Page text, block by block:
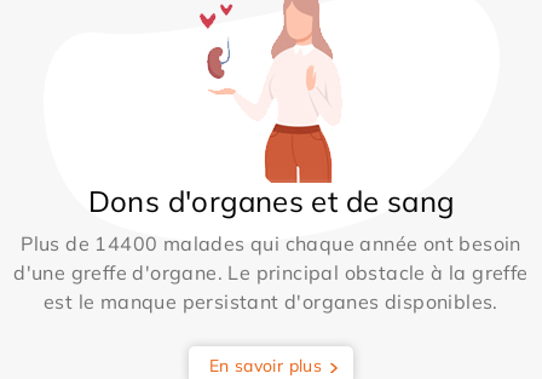
Dons d'organes et de sang
Plus de 14400 malades qui chaque année ont besoin
d'une greffe d'organe. Le principal obstacle à la greffe
est le manque persistant d'organes disponibles.
En savoir plus